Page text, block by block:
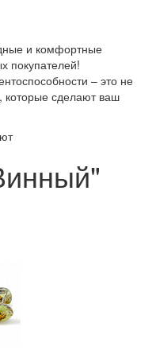
и комфортные
покупателей!
– это не
которые сделают ваш